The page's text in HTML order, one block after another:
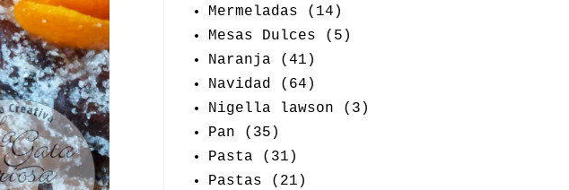
Mermeladas
(14)
Mesas Dulces
(5)
Naranja
(41)
Navidad
(64)
Nigella lawson
(3)
Pan
(35)
Pasta
(31)
Pastas
(21)